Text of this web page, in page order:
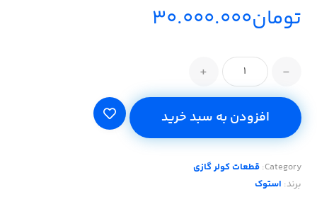
تومان۳۰.۰۰۰.۰۰۰
-
+
افزودن به سبد خرید
Category: قطعات کولر گازی
برند: استوک